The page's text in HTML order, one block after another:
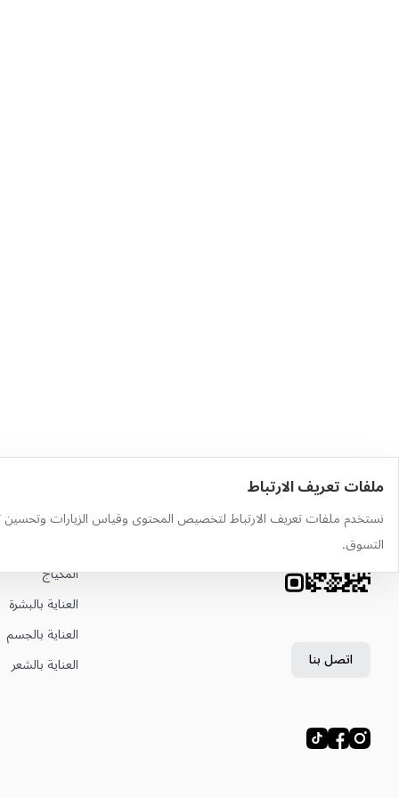
ملفات تعريف الارتباط
نستخدم ملفات تعريف الارتباط لتخصيص المحتوى وقياس الزيارات وتحسين
التسوق.
حمّل التطبيق
اتصل بنا
أهم الفئات
المكياج
العناية بالبشرة
العناية بالجسم
العناية بالشعر